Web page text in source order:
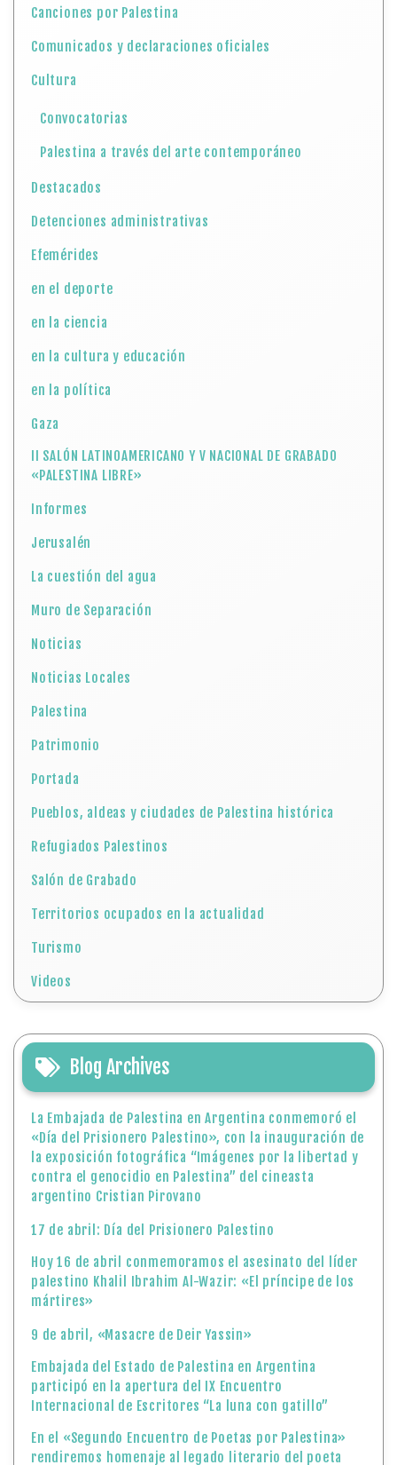
Canciones por Palestina
Comunicados y declaraciones oficiales
Cultura
Convocatorias
Palestina a través del arte contemporáneo
Destacados
Detenciones administrativas
Efemérides
en el deporte
en la ciencia
en la cultura y educación
en la política
Gaza
II SALÓN LATINOAMERICANO Y V NACIONAL DE GRABADO
«PALESTINA LIBRE»
Informes
Jerusalén
La cuestión del agua
Muro de Separación
Noticias
Noticias Locales
Palestina
Patrimonio
Portada
Pueblos, aldeas y ciudades de Palestina histórica
Refugiados Palestinos
Salón de Grabado
Territorios ocupados en la actualidad
Turismo
Videos
Blog Archives
La Embajada de Palestina en Argentina conmemoró el
«Día del Prisionero Palestino», con la inauguración de
la exposición fotográfica “Imágenes por la libertad y
contra el genocidio en Palestina” del cineasta
argentino Cristian Pirovano
17 de abril: Día del Prisionero Palestino
Hoy 16 de abril conmemoramos el asesinato del líder
palestino Khalil Ibrahim Al-Wazir: «El príncipe de los
mártires»
9 de abril, «Masacre de Deir Yassin»
Embajada del Estado de Palestina en Argentina
participó en la apertura del IX Encuentro
Internacional de Escritores “La luna con gatillo”
En el «Segundo Encuentro de Poetas por Palestina»
rendiremos homenaje al legado literario del poeta